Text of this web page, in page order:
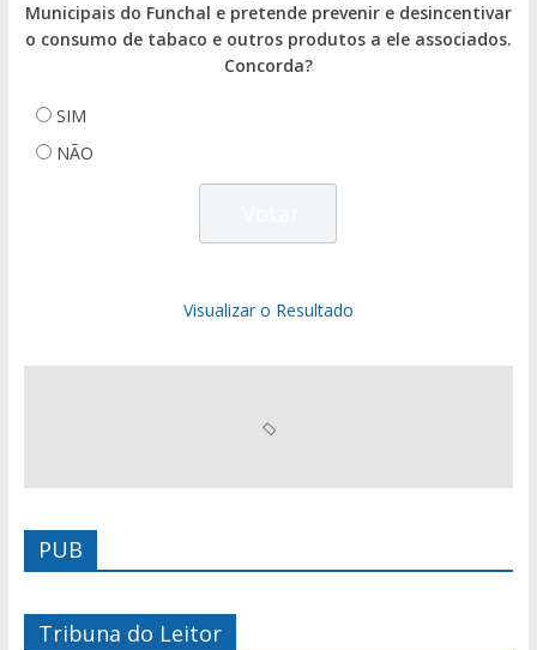
Municipais do Funchal e pretende prevenir e desincentivar
o consumo de tabaco e outros produtos a ele associados.
Concorda?
SIM
NÃO
Visualizar o Resultado
PUB
Tribuna do Leitor